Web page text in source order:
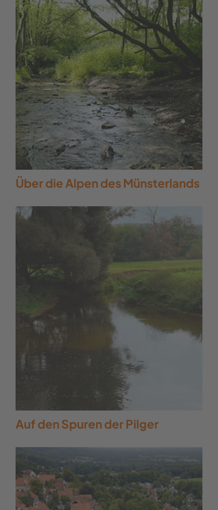
Dieser Feld weg schlängelt sich
gemächlich bergab Richtung Bahnhof
Reken. Wir haben ein Kühlregal-
Hochlager vor Augen, in dem IGLO
u.a. den Spinat verwahrt. An der
Hauptstraße gegenüber dem
Reparaturbetrieb für Landmaschinen
gehen wir links über die Bahngleise
und dann die nächste Möglichkeit
wieder links. Nach ungefähr
fünfhundert Metern erreichen wir den
Über die Alpen des Münsterlands
Auf den Spuren der Pilger